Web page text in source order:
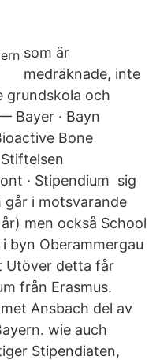
som är
medräknade, inte
grundskola och
Bayer · Bayn
Bone
· Stipendium sig
i motsvarande
men också School
byn Oberammergau
Utöver detta får
från Erasmus.
Ansbach del av
wie auch
Stipendiaten,